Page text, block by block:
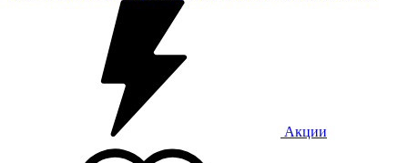
Акции